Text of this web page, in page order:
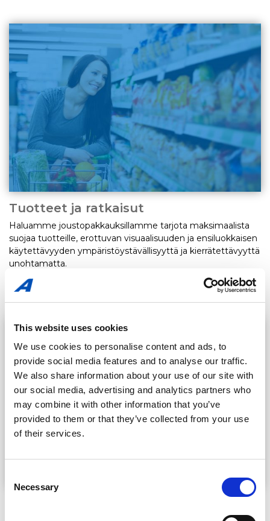
This website uses cookies
We use cookies to personalise content and ads, to
provide social media features and to analyse our traffic.
We also share information about your use of our site with
our social media, advertising and analytics partners who
may combine it with other information that you’ve
provided to them or that they’ve collected from your use
of their services.
Selection
Necessary
Tuotteet ja ratkaisut
Haluamme joustopakkauksillamme tarjota maksimaalista
suojaa tuotteille, erottuvan visuaalisuuden ja ensiluokkaisen
käytettävyyden ympäristöystävällisyyttä ja kierrätettävyyttä
unohtamatta.
Lue lisää